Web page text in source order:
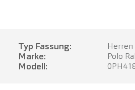
Typ Fassung: Herren
Marke: Polo
Modell: